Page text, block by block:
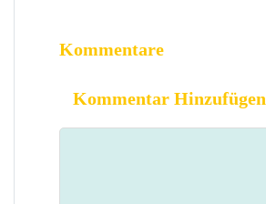
Kommentare
Kommentar Hinzufügen